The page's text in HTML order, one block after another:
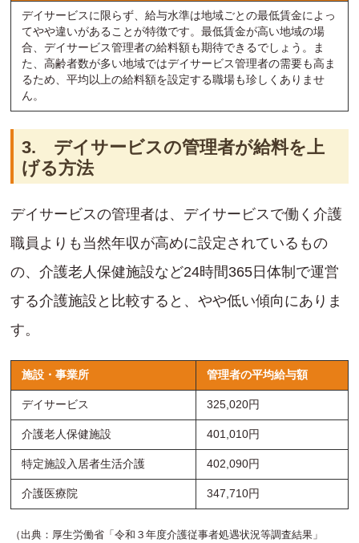
デイサービスに限らず、給与水準は地域ごとの最低賃金によっ
てやや違いがあることが特徴です。最低賃金が高い地域の場
合、デイサービス管理者の給料額も期待できるでしょう。ま
た、高齢者数が多い地域ではデイサービス管理者の需要も高ま
るため、平均以上の給料額を設定する職場も珍しくありませ
ん。
3. デイサービスの管理者が給料を上
げる方法
デイサービスの管理者は、デイサービスで働く介護
職員よりも当然年収が高めに設定されているもの
の、介護老人保健施設など24時間365日体制で運営
する介護施設と比較すると、やや低い傾向にありま
す。
施設・事業所 管理者の平均給与額
デイサービス 325,020円
介護老人保健施設 401,010円
特定施設入居者生活介護 402,090円
介護医療院 347,710円
（出典：厚生労働省「令和３年度介護従事者処遇状況等調査結果」